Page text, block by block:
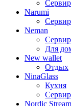
Narumi
Neman
Для
New wallet
Отдых
NinaGlass
Кухня
Nordic Stream